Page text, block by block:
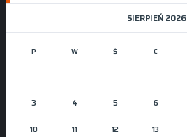
SIERPIEŃ 2026
P W Ś C
3 4 5 6
10 11 12 13